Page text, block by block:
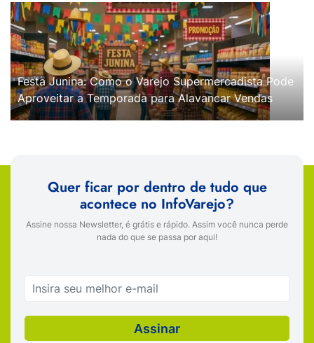
Festa Junina: Como o Varejo Supermercadista Pode
Aproveitar a Temporada para Alavancar Vendas
Quer ficar por dentro de tudo que
acontece no InfoVarejo?
Assine nossa Newsletter, é grátis e rápido. Assim você nunca perde
nada do que se passa por aqui!